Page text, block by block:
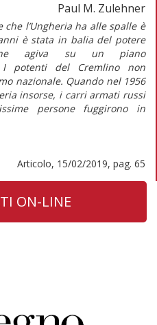
Paul M. Zulehner
che l’Ungheria ha alle spalle è
è stata in balia del potere
agiva su un piano
I potenti del Cremlino non
nazionale. Quando nel 1956
insorse, i carri armati russi
persone fuggirono in
Articolo, 15/02/2019, pag. 65
ON-LINE